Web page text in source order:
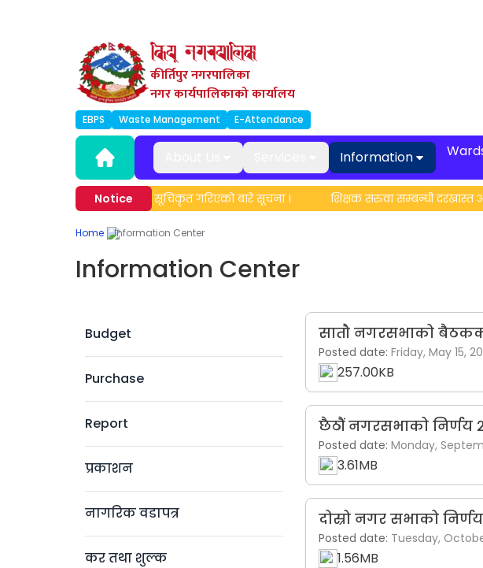
कीर्तिपुर नगरपालिका
नगर कार्यपालिकाको कार्यालय
EBPS Waste Management E-Attendance
Information
Notice
अद्यावधिक एवं सूचिकृत गरिएको बारे सूचना । शिक्षक सरुवा सम्बन्धी दरखास्त आह्वान
Home Information Center
Information Center
Budget
Purchase
Report
प्रकाशन
नागरिक वडापत्र
कर तथा शुल्क
सातौ नगरसभाको
Posted date: Friday, May 15,
257.00KB
छैठौं नगरसभाको निर्णय
Posted date: Monday,
3.61MB
दोस्रो नगर सभाको
Posted date: Tuesday,
1.56MB